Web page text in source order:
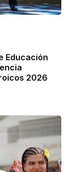
Educación
2026